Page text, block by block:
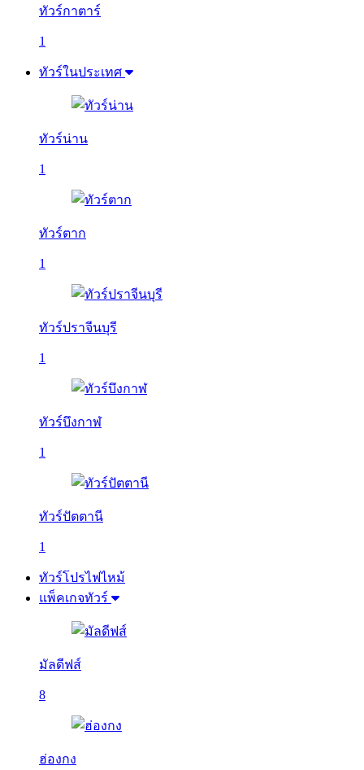
ทัวร์กาตาร์
1
ทัวร์ในประเทศ
ทัวร์น่าน
1
ทัวร์ตาก
1
ทัวร์ปราจีนบุรี
1
ทัวร์บึงกาฬ
1
ทัวร์ปัตตานี
1
ทัวร์โปรไฟไหม้
แพ็คเกจทัวร์
มัลดีฟส์
8
ฮ่องกง